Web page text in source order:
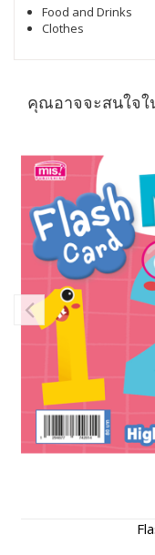
Food and Drinks
Clothes
คุณอาจจะสนใจ